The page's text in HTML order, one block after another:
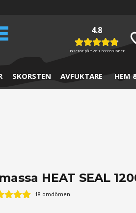
4.8
Baserat på 5268 recensioner
SKORSTEN AVFUKTARE HEM
HEAT SEAL
18 omdömen